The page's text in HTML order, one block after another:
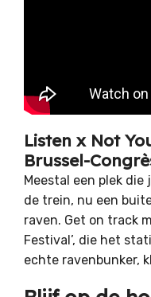
Listen x Not
Brussel-
Meestal een plek
de trein, nu een
raven. Get on track
Festival’, die het
echte ravenbunker,